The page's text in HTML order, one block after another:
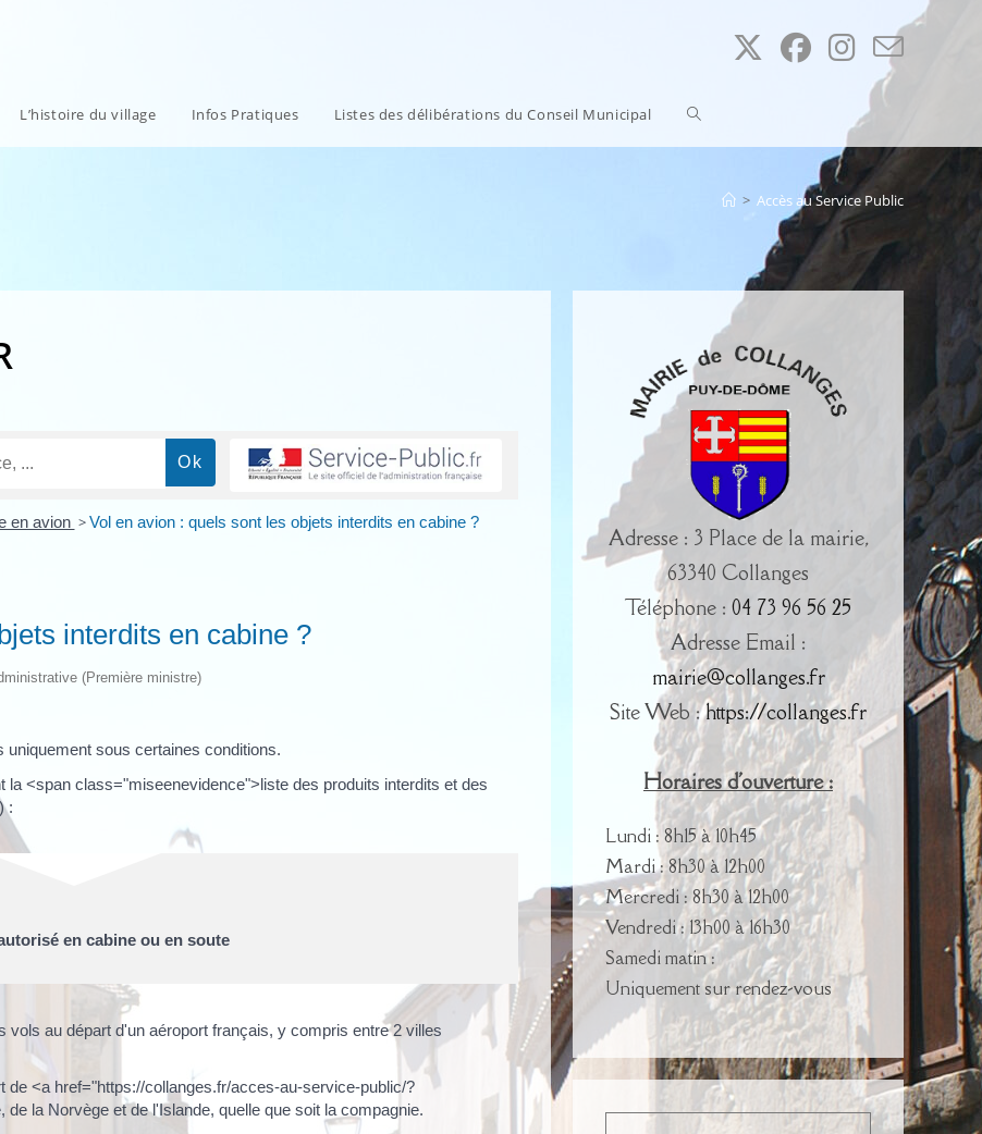
L’histoire du village Infos Pratiques Listes des délibérations du Conseil Municipal Toggle
> Accès au Service Public
en avion > Vol en avion : quels sont les objets interdits en cabine ?
interdits en cabine ?
(Première ministre)
sous certaines conditions.
<span class="miseenevidence">liste des produits interdits et des
:
en cabine ou en soute
au départ d'un aéroport français, y compris entre 2 villes
<a href="https://collanges.fr/acces-au-service-public/?
la Norvège et de l'Islande, quelle que soit la compagnie.
Adresse : 3 Place de la mairie,
63340 Collanges
Téléphone : 04 73 96 56 25
Adresse Email :
mairie@collanges.fr
Site Web :https://collanges.fr
Horaires d'ouverture :
Lundi : 8h15 à 10h45
Mardi : 8h30 à 12h00
Mercredi : 8h30 à 12h00
Vendredi : 13h00 à 16h30
Samedi matin :
Uniquement sur rendez-vous